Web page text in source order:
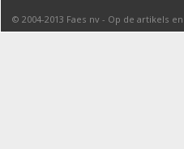
© 2004-2013 Faes nv - Op de artikels